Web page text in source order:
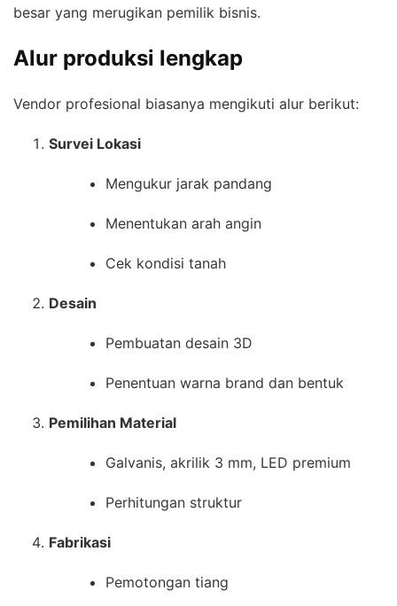
besar yang merugikan pemilik bisnis.
Alur produksi lengkap
Vendor profesional biasanya mengikuti alur berikut:
Survei Lokasi
Mengukur jarak pandang
Menentukan arah angin
Cek kondisi tanah
Desain
Pembuatan desain 3D
Penentuan warna brand dan bentuk
Pemilihan Material
Galvanis, akrilik 3 mm, LED premium
Perhitungan struktur
Fabrikasi
Pemotongan tiang